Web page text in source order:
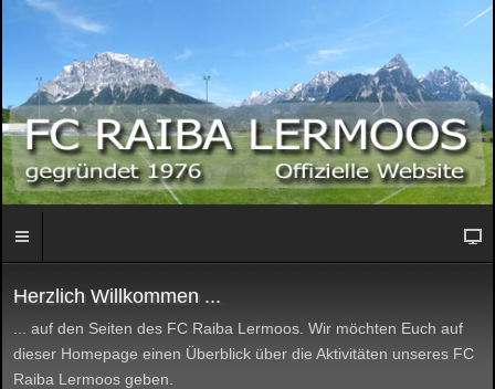
Herzlich Willkommen ...
... auf den Seiten des FC Raiba Lermoos. Wir möchten Euch auf
dieser Homepage einen Überblick über die Aktivitäten unseres FC
Raiba Lermoos geben.